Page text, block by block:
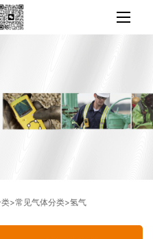
>常见气体分类>氢气